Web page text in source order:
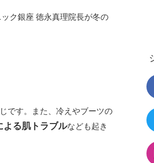
ク銀座 徳永真理院長が冬の
です。また、冷えやブーツの
よる肌トラブルなども起き